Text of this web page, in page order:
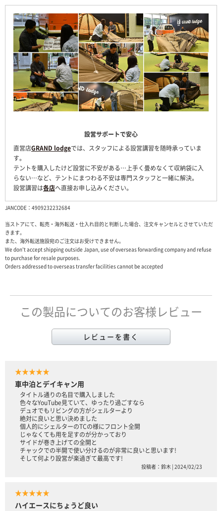
設営サポートで安心
直営店GRAND lodgeでは、スタッフによる設営講習を随時承っていま
す。
テントを購入したけど設営に不安がある…上手く畳めなくて収納袋に入
らない…など、テントにまつわる不安は専門スタッフと一緒に解決。
設営講習は各店へ直接お申し込みください。
JANCODE：4909232232684
当ストアにて、転売・海外転送・仕入れ目的と判断した場合、注文キャンセルとさせていただ
きます。
また、海外転送施設宛のご注文はお受けできません。
We don't accept shipping outside Japan, use of overseas forwarding company and refuse
to purchase for resale purposes.
Orders addressed to overseas transfer facilities cannot be accepted
この製品についてのお客様レビュー
レビューを書く
★★★★★
車中泊とデイキャン用
タイトル通りの名目で購入しました
色々なYouTube見ていて、ゆったり過ごすなら
デュオでもリビングの方がシェルターより
絶対に良いと思い決めました
個人的にシェルターのTCの様にフロント全開
じゃなくても用を足すのが分かっており
サイドが巻き上げての全開と
チャックでの半開で使い分けるのが非常に良いと思います!
そして何より設営が楽過ぎて最高です!
投稿者：鈴木 | 2024/02/23
★★★★★
ハイエースにちょうど良い